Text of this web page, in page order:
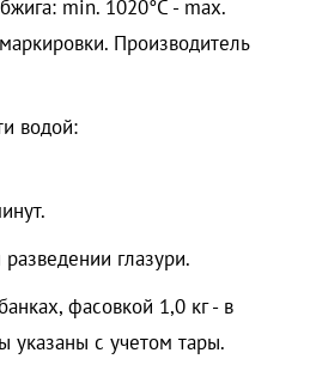
min. 1020°C - max.
Производитель
водой:
глазури.
фасовкой 1,0 кг - в
с учетом тары.